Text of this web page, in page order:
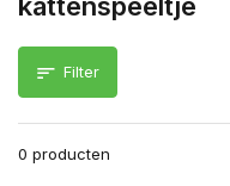
Filter
0 producten